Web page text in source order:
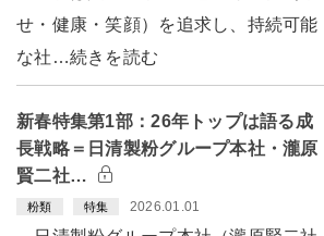
せ・健康・笑顔）を追求し、持続可能
な社…続きを読む
新春特集第1部：26年トップは語る成
長戦略＝日清製粉グループ本社・瀧原
賢二社…
粉類 特集 2026.01.01